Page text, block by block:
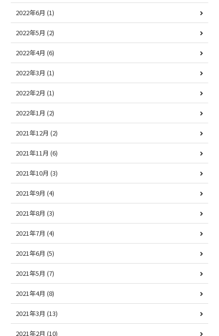
2022年6月 (1)
2022年5月 (2)
2022年4月 (6)
2022年3月 (1)
2022年2月 (1)
2022年1月 (2)
2021年12月 (2)
2021年11月 (6)
2021年10月 (3)
2021年9月 (4)
2021年8月 (3)
2021年7月 (4)
2021年6月 (5)
2021年5月 (7)
2021年4月 (8)
2021年3月 (13)
2021年2月 (10)